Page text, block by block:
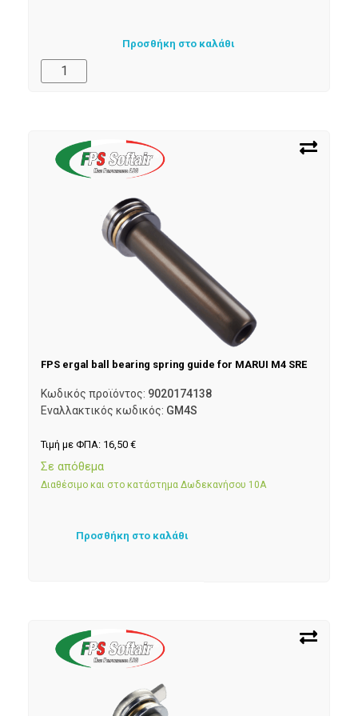
Προσθήκη στο καλάθι
FPS ergal ball bearing spring guide for MARUI M4 SRE
Κωδικός προϊόντος: 9020174138
Εναλλακτικός κωδικός: GM4S
Τιμή με ΦΠΑ: 16,50 €
Σε απόθεμα
Διαθέσιμο και στο κατάστημα Δωδεκανήσου 10Α
Προσθήκη στο καλάθι